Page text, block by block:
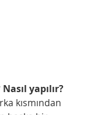
yapılır?
kısmından